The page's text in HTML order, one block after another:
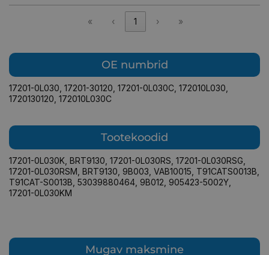
« ‹ 1 › »
OE numbrid
17201-0L030 17201-30120 17201-0L030C 172010L030
1720130120 172010L030C
Tootekoodid
17201-0L030K BRT9130 17201-0L030RS 17201-0L030RSG
17201-0L030RSM BRT9130 9B003 VAB10015 T91CATS0013B
T91CAT-S0013B 53039880464 9B012 905423-5002Y
17201-0L030KM
Mugav maksmine